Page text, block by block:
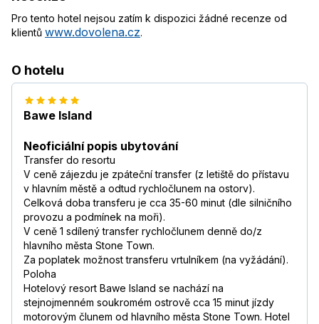
Pro tento hotel nejsou zatím k dispozici žádné recenze od
klientů www.dovolena.cz.
O hotelu
Bawe Island
Neoficiální popis ubytování
Transfer do resortu
V ceně zájezdu je zpáteční transfer (z letiště do přístavu
v hlavním městě a odtud rychločlunem na ostorv).
Celková doba transferu je cca 35-60 minut (dle silničního
provozu a podmínek na moři).
V ceně 1 sdílený transfer rychločlunem denně do/z
hlavního města Stone Town.
Za poplatek možnost transferu vrtulníkem (na vyžádání).
Poloha
Hotelový resort Bawe Island se nachází na
stejnojmenném soukromém ostrově cca 15 minut jízdy
motorovým člunem od hlavního města Stone Town. Hotel